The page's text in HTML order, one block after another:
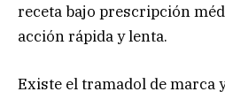
receta bajo prescripción
acción rápida y lenta.
Existe el tramadol de marca